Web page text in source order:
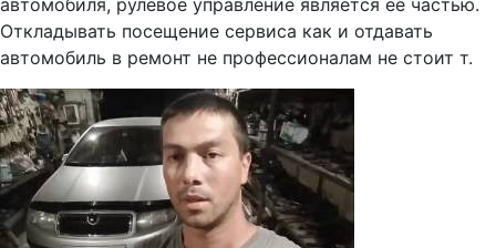
автомобиля, рулевое управление является её частью.
Откладывать посещение сервиса как и отдавать
автомобиль в ремонт не профессионалам не стоит т.